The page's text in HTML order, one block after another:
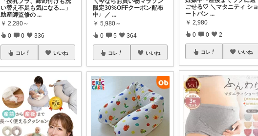
い替え不足も気になる…」
助産師監修の ...
￥ 2,280～
0 0 336
コレ いいね
限定30%OFFクーポン配布
中♩／...
￥ 5,980～
0 5 364
コレ いいね
ごせる🤍 ＼マタニティ ショ
ートパン ...
￥ 2,980
0 0 2
コレ いいね